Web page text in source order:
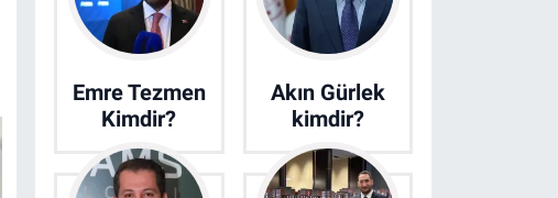
Emre Tezmen
Kimdir?
Akın Gürlek
kimdir?